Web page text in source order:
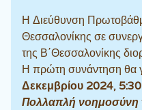
Η Διεύθυνση
Θεσσαλονίκης σε
της Β΄Θεσσαλονίκης
Η πρώτη συνάντηση θα
Δεκεμβρίου 2024,
Πολλαπλή νοημοσύνη